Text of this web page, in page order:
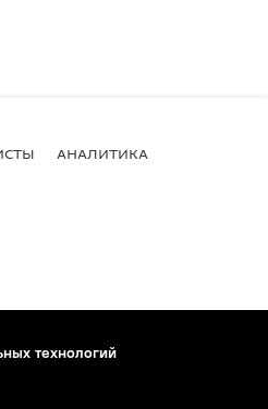
АНАЛИТИКА
технологий